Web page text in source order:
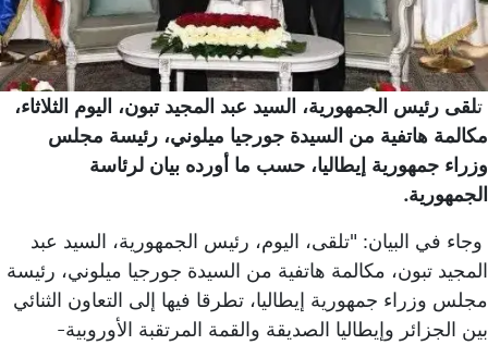
تلقى رئيس الجمهورية، السيد عبد المجيد تبون، اليوم الثلاثاء،
مكالمة هاتفية من السيدة جورجيا ميلوني، رئيسة مجلس
وزراء جمهورية إيطاليا، حسب ما أورده بيان لرئاسة
الجمهورية.
وجاء في البيان: "تلقى، اليوم، رئيس الجمهورية، السيد عبد
المجيد تبون، مكالمة هاتفية من السيدة جورجيا ميلوني، رئيسة
مجلس وزراء جمهورية إيطاليا، تطرقا فيها إلى التعاون الثنائي
بين الجزائر وإيطاليا الصديقة والقمة المرتقبة الأوروبية-